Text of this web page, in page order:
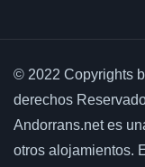
© 2022 Copyrights
derechos
Andorrans.net es
otros alojamientos.